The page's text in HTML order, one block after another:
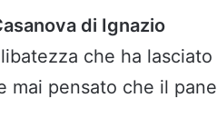
di Ignazio
che ha lasciato
mai pensato che il pane